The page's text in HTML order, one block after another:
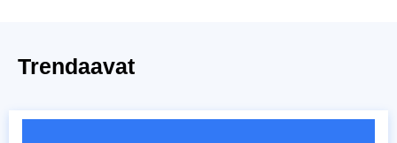
Trendaavat